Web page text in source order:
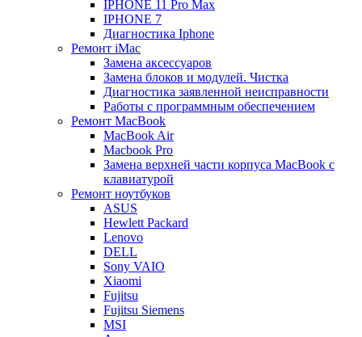
IPHONE 11 Pro Max
IPHONE 7
Диагностика Iphone
Ремонт iMac
Замена аксессуаров
Замена блоков и модулей. Чистка
Диагностика заявленной неисправности
Работы с программным обеспечением
Ремонт MacBook
MacBook Air
Macbook Pro
Замена верхней части корпуса MacBook с
клавиатурой
Ремонт ноутбуков
ASUS
Hewlett Packard
Lenovo
DELL
Sony VAIO
Xiaomi
Fujitsu
Fujitsu Siemens
MSI